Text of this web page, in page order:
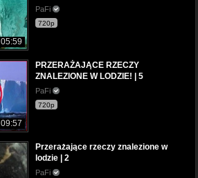
05:59
PaFi
720p
09:57
PRZERAŻAJĄCE RZECZY
ZNALEZIONE W LODZIE! | 5
PaFi
720p
Przerażające rzeczy znalezione w
lodzie | 2
PaFi